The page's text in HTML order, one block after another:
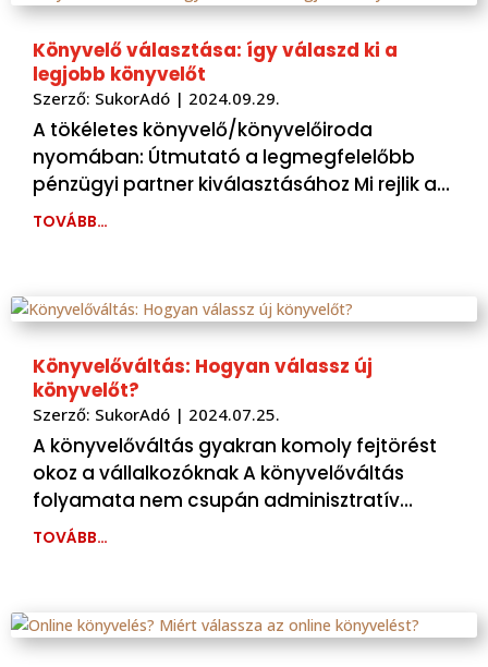
Könyvelő választása: így válaszd ki a
legjobb könyvelőt
Szerző: SukorAdó | 2024.09.29.
A tökéletes könyvelő/könyvelőiroda
nyomában: Útmutató a legmegfelelőbb
pénzügyi partner kiválasztásához Mi rejlik a…
TOVÁBB…
Könyvelőváltás: Hogyan válassz új
könyvelőt?
Szerző: SukorAdó | 2024.07.25.
A könyvelőváltás gyakran komoly fejtörést
okoz a vállalkozóknak A könyvelőváltás
folyamata nem csupán adminisztratív…
TOVÁBB…